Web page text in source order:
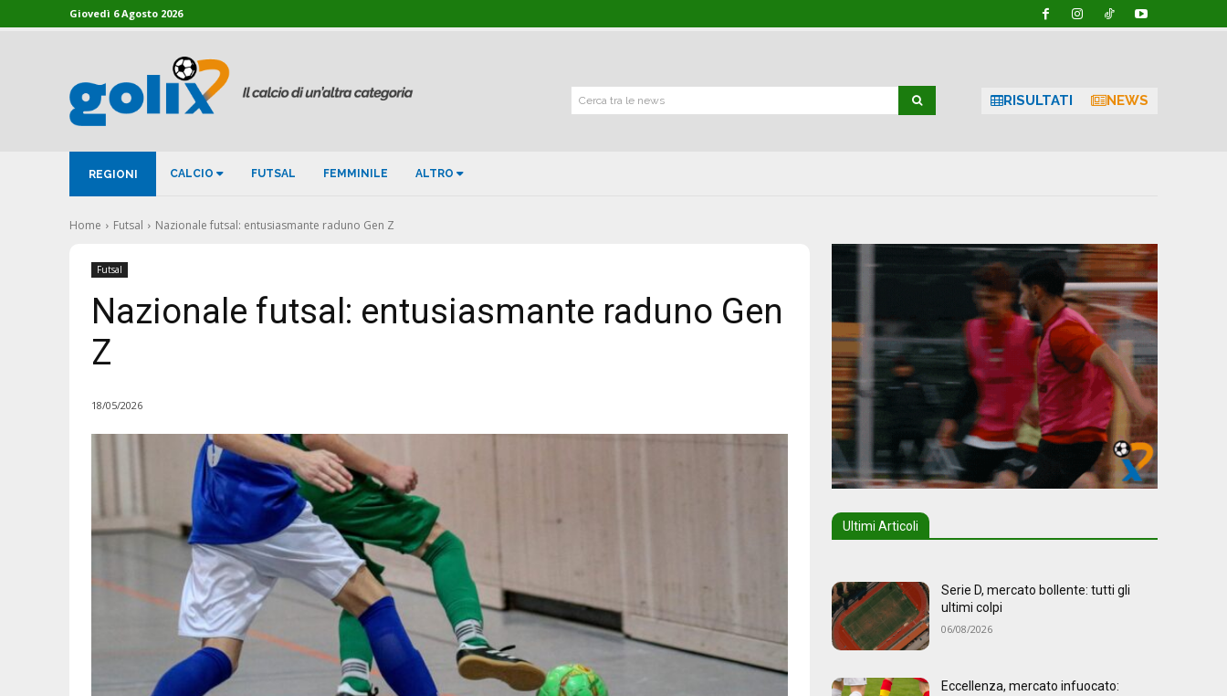
Giovedì 6 Agosto 2026
Cerca tra le news RISULTATI NEWS
REGIONI CALCIO FUTSAL FEMMINILE ALTRO
Home Futsal Nazionale futsal: entusiasmante raduno Gen Z
Futsal
Nazionale futsal: entusiasmante raduno Gen
Z
18/05/2026
Ultimi Articoli
Serie D, mercato bollente: tutti gli
ultimi colpi
06/08/2026
Eccellenza, mercato infuocato: